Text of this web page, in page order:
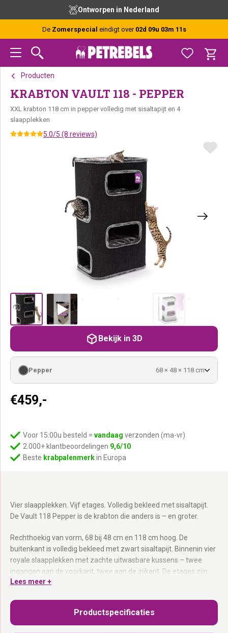
hoofdnavigatie
hoofd
inhoud
voettekst
Ontworpen in Nederland
De Zomerspecial eindigt over 02d 09u 03m 11s
Producten
KRABTON VAULT 118 - PEPPER
XXL krabton 118 cm in pepper volledig met sisaltapijt en 4
slaapplekken
5.0/5 (8 reviews)
Vier slaapplekken. Vijf etages. Volledig bekleed met sisaltapijt.
De Vault 118 Pepper is de krabton die anders is – en groter.
Rechthoekig van vorm, 68 bij 48 cm en 118 cm hoog. De
buitenkant is volledig bekleed met zwart sisaltapijt. Binnenin vier
royale slaapplekken met zachte uitwasbare kussens – twee
ingangen aan de voorkant, twee aan de zijkant. De etages zijn
onderling verbonden voor makkelijk klimmen. Bovenop een
Superstabiel door de extra dikke bodemplaat van 4 cm. Geschikt
voor grote, zware en oudere katten.
Lees meer +
€459,-
Pepper 68 × 48 × 118 cm
Voor 15:00u besteld = vandaag verzonden (ma-vr)
2.000+ klantbeoordelingen 9,6/10
Beste krabpalenmerkin Europa
Bekijk in 3D
Productspecificaties